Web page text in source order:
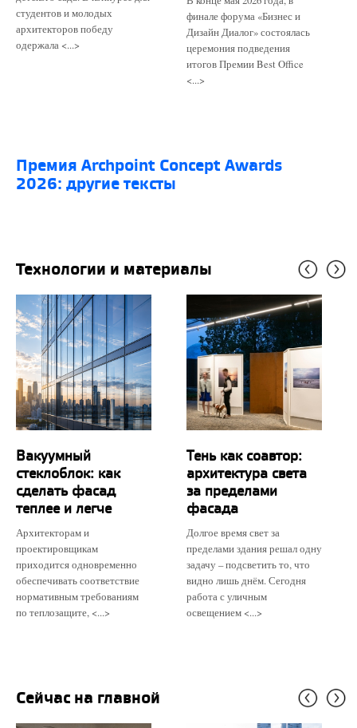
студентов и молодых
архитекторов победу
одержала <...>
финале форума «Бизнес и
Дизайн Диалог» состоялась
церемония подведения
итогов Премии Best Office
<...>
премия Archpoint Concept Awards
2026: другие тексты
Технологии и материалы
Вакуумный
стеклоблок: как
сделать фасад
теплее и легче
Архитекторам и
проектировщикам
приходится одновременно
обеспечивать соответствие
нормативным требованиям
по теплозащите, <...>
Тень как соавтор:
архитектура света
за пределами
фасада
Долгое время свет за
пределами здания решал одну
задачу – подсветить то, что
видно лишь днём. Сегодня
работа с уличным
освещением <...>
Сейчас на главной